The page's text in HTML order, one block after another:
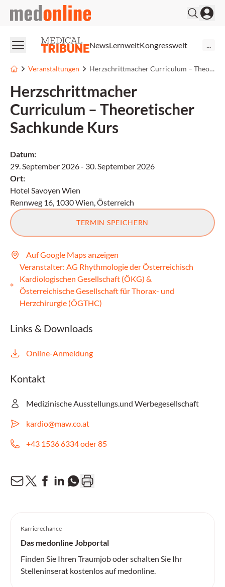
medonline
NewsLernweltKongresswelt
Veranstaltungen Herzschrittmacher Curriculum – Theoretischer Sachkunde Kurs
Herzschrittmacher
Curriculum – Theoretischer
Sachkunde Kurs
Datum:
29. September 2026- 30. September 2026
Ort:
Hotel Savoyen Wien
Rennweg 16, 1030 Wien, Österreich
TERMIN SPEICHERN
Auf Google Maps anzeigen
Veranstalter: AG Rhythmologie der Österreichisch
Kardiologischen Gesellschaft (ÖKG) &
Österreichische Gesellschaft für Thorax- und
Herzchirurgie (ÖGTHC)
Links & Downloads
Online-Anmeldung
Kontakt
Medizinische Ausstellungs.und Werbegesellschaft
kardio@maw.co.at
+43 1536 6334 oder 85
Karrierechance
Das medonline Jobportal
Finden Sie Ihren Traumjob oder schalten Sie Ihr
Stelleninserat kostenlos auf medonline.